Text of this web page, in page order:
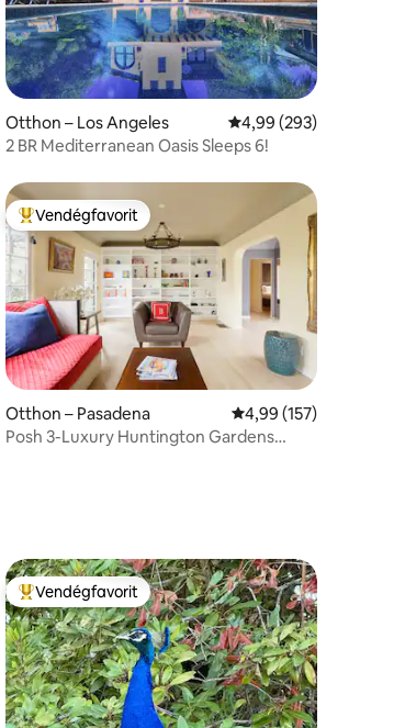
5/4,92, 183 vélemény
Otthon – Los Angeles Átlagos értékelés: 5/
4,99 (293)
2 BR Mediterranean Oasis Sleeps 6!
5/4,96, 130 vélemény
Kiemelt vendégfavorit
Vendégfavorit
Otthon – Pasadena Átlagos értékelés: 5/
4,99 (157)
Posh 3-Luxury Huntington Gardens
Kiemelt vendégfavorit
Vendégfavorit